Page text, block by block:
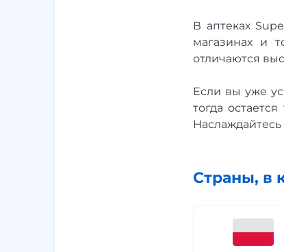
В аптеках
магазинах и
отличаются
Если вы уже
тогда
Страны, в